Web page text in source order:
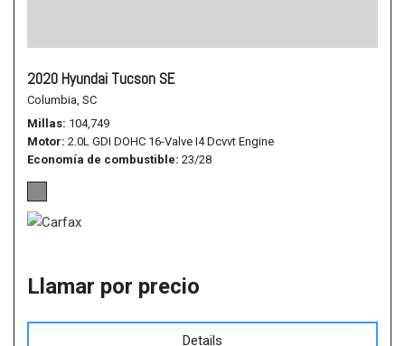
2020 Hyundai Tucson SE
Columbia, SC
Millas 104,749
Motor 2.0L GDI DOHC 16-Valve I4 Dcvvt Engine
Economía de combustible 23/28
Llamar por precio
Details